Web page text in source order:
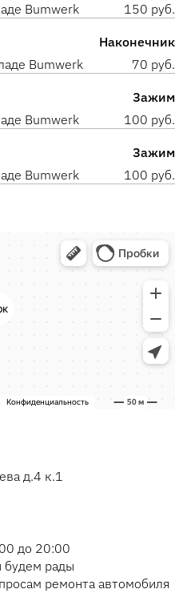
Bumwerk 150 руб.
Наконечник
Bumwerk 70 руб.
Зажим
Bumwerk 100 руб.
Зажим
Bumwerk 100 руб.
д.4 к.1
до 20:00
будем рады
ремонта автомобиля